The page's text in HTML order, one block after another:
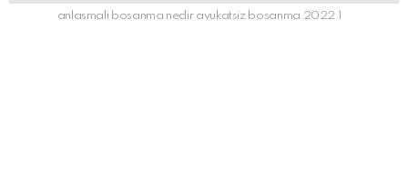
anlasmali bosanma nedir avukatsiz bosanma 2022 1